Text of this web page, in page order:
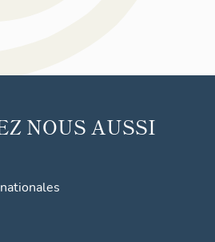
NOUS AUSSI